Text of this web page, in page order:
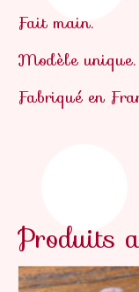
Fait main.
Modèle unique.
Fabriqué en
Produits